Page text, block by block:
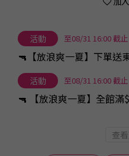
活動 至08/31 16:00 截止
🔫【放浪爽一夏】下單送
活動 至08/31 16:00 截止
🔫 【放浪爽一夏】全館滿
查